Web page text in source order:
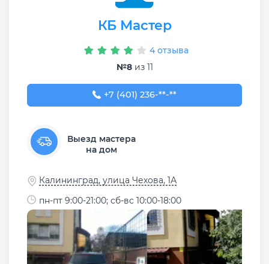
КБ Мастер
4 отзыва
№8из 11
+7 (401) 236-58-82
+7 (401) 236-**-**
Выезд мастера
на дом
Калининград, улица Чехова, 1А
пн-пт 9:00-21:00; сб-вс 10:00-18:00